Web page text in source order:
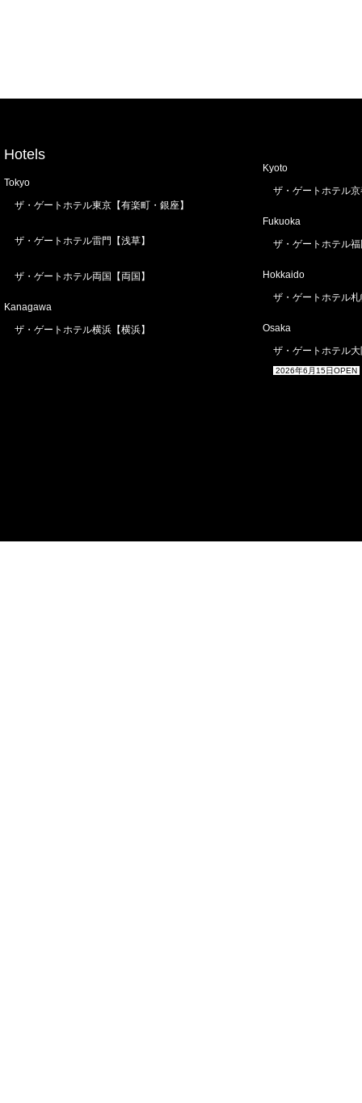
Hotels
Tokyo
ザ・ゲートホテル東京【有楽町・銀座】
ザ・ゲートホテル雷門【浅草】
ザ・ゲートホテル両国【両国】
Kanagawa
ザ・ゲートホテル横浜【横浜】
Kyoto
ザ・ゲートホテル
Fukuoka
ザ・ゲートホテル
Hokkaido
ザ・ゲートホテル
Osaka
ザ・ゲートホテル
2026年6月15日OPEN